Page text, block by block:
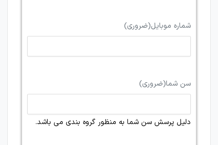
شماره موبایل(ضروری)
سن شما(ضروری)
دلیل پرسش سن شما به منظور گروه بندی می باشد.